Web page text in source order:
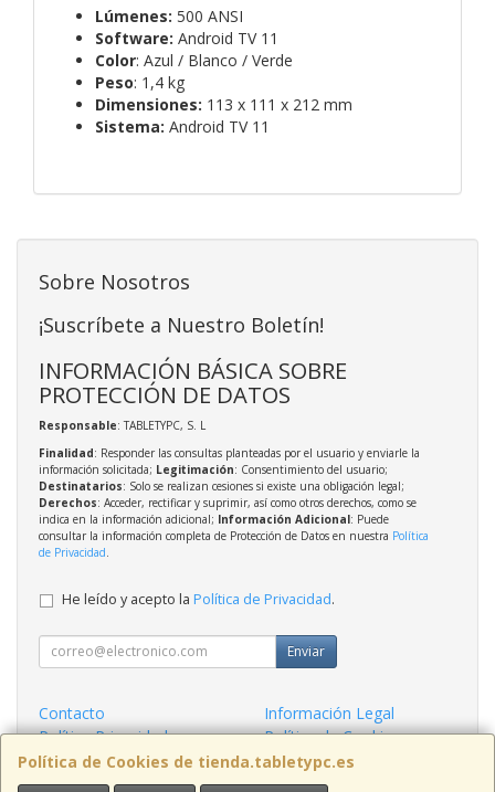
Lúmenes: 500 ANSI
Software: Android TV 11
Color: Azul / Blanco / Verde
Peso: 1,4 kg
Dimensiones: 113 x 111 x 212 mm
Sistema: Android TV 11
Política de Cookies de tienda.tabletypc.es
Sobre Nosotros
¡Suscríbete a Nuestro Boletín!
INFORMACIÓN BÁSICA SOBRE
PROTECCIÓN DE DATOS
Responsable: TABLETYPC, S. L
Finalidad: Responder las consultas planteadas por el usuario y enviarle la
información solicitada; Legitimación: Consentimiento del usuario;
Destinatarios: Solo se realizan cesiones si existe una obligación legal;
Derechos: Acceder, rectificar y suprimir, así como otros derechos, como se
indica en la información adicional; Información Adicional: Puede
consultar la información completa de Protección de Datos en nuestra Política
de Privacidad
He leído y acepto la Política de Privacidad.
Enviar
Contacto
Información Legal
Política Privacidad
Política de Cookies
Condiciones de Compra
Formas de Pago